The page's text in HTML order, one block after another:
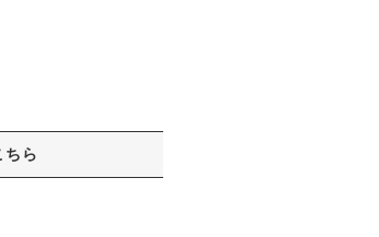
ちら